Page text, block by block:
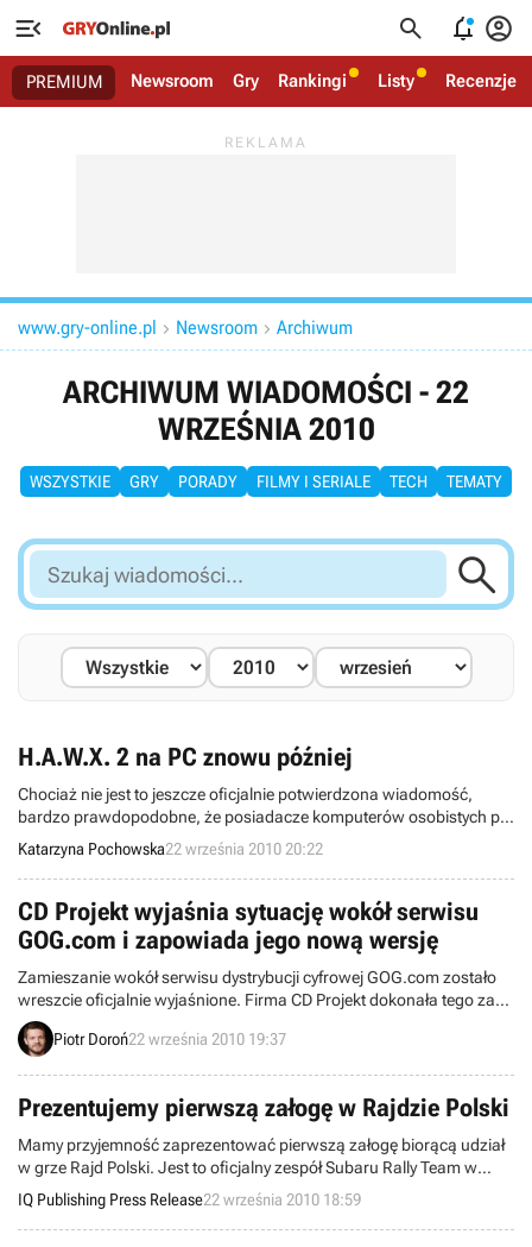
   
PREMIUM Newsroom Gry Rankingi Listy Recenzje
www.gry-online.pl  Newsroom  Archiwum
ARCHIWUM WIADOMOŚCI - 22
WRZEŚNIA 2010
WSZYSTKIE GRY PORADY FILMY I SERIALE TECH TEMATY
Szukaj
wiadomości...

H.A.W.X. 2 na PC znowu później
Chociaż nie jest to jeszcze oficjalnie potwierdzona wiadomość,
bardzo prawdopodobne, że posiadacze komputerów osobistych po
raz kolejny poznają nową datę premiery Tom Clancy’s H.A.W.X. 2.
Katarzyna Pochowska22 września 2010 20:22
CD Projekt wyjaśnia sytuację wokół serwisu
GOG.com i zapowiada jego nową wersję
Zamieszanie wokół serwisu dystrybucji cyfrowej GOG.com zostało
wreszcie oficjalnie wyjaśnione. Firma CD Projekt dokonała tego za
sprawą specjalnej konferencji, którą poprzez Internet mogli śledzić
chętni z całego świata.
Piotr Doroń22 września 2010 19:37
Prezentujemy pierwszą załogę w Rajdzie Polski
Mamy przyjemność zaprezentować pierwszą załogę biorącą udział
w grze Rajd Polski. Jest to oficjalny zespół Subaru Rally Team w
składzie Kajetan Kajetanowicz (kierowca) oraz Jarosław Baran
(pilot). Warte nadmienienia jest, iż załoga zdobyła mistrzostwo
Polski w klasyfikacji generalnej z dużą przewagą punktową nad
IQ Publishing Press Release22 września 2010 18:59